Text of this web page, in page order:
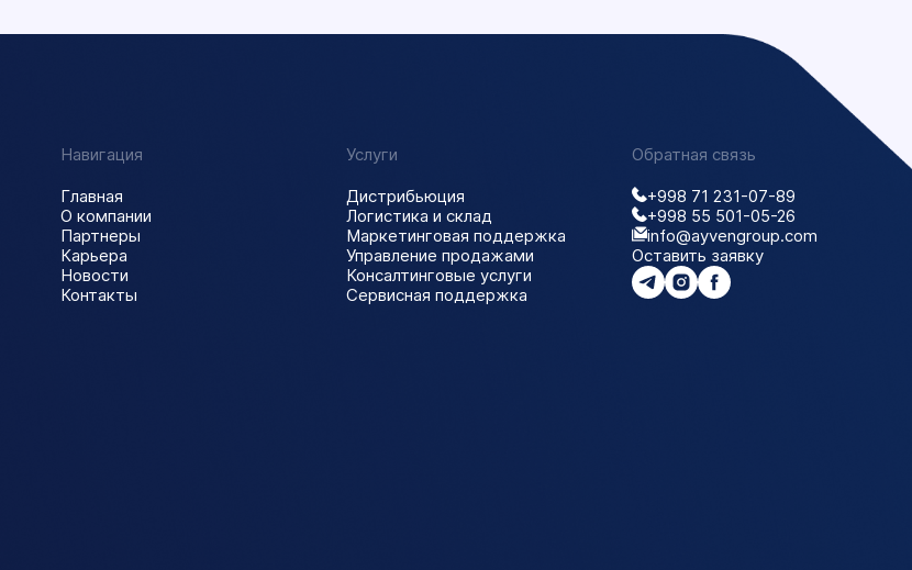
Навигация
Главная
О компании
Партнеры
Карьера
Новости
Контакты
Услуги
Дистрибьюция
Логистика и склад
Маркетинговая поддержка
Управление продажами
Консалтинговые услуги
Сервисная поддержка
Обратная связь
+998 71 231-07-89
+998 55 501-05-26
info@ayvengroup.com
Оставить заявку